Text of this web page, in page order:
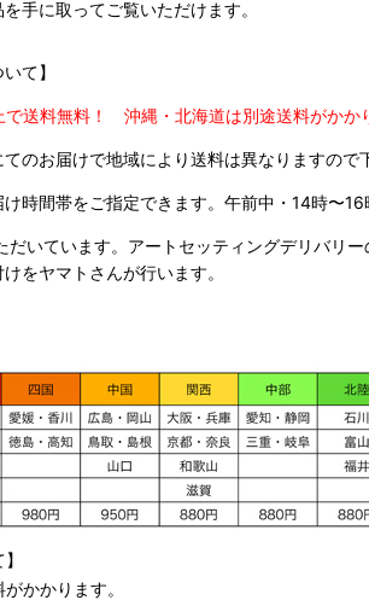
手に取ってご覧いただけます。
て】
送料無料！ 沖縄・北海道は別途送料がかか
のお届けで地域により送料は異なりますので
時間帯をご指定できます。 午前中・14時〜
だいています。アートセッティングデリバリ
をヤマトさんが行います。
かかります。